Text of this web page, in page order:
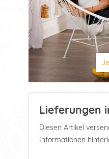
Lieferungen
Diesen Artikel
Informationen